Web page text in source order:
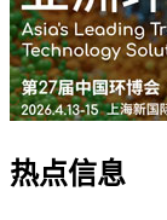
热点信息